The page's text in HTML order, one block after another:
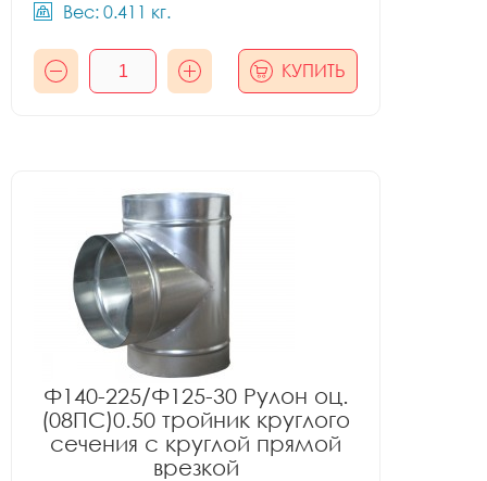
Вес: 0.411 кг.
КУПИТЬ
Ф140-225/Ф125-30 Рулон оц.
(08ПС)0.50 тройник круглого
сечения с круглой прямой
врезкой